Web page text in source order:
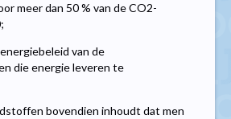
meer dan 50 % van de CO2-
van de
die energie leveren te
bovendien inhoudt dat men